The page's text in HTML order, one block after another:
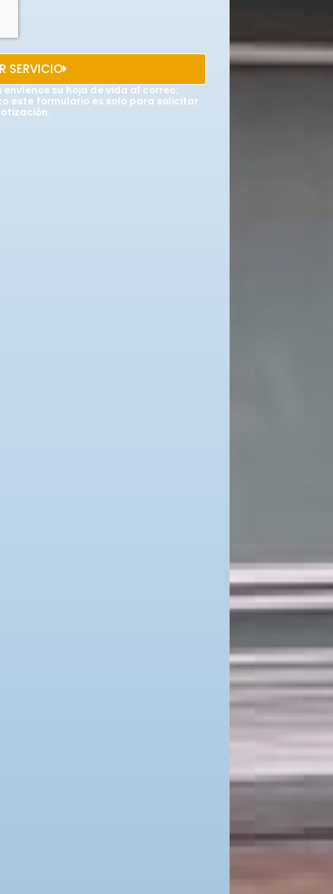
SERVICIO
su hoja de vida al correo:
este formulario es solo para solicitar